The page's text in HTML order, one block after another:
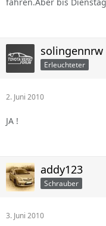
solingennrw
Erleuchteter
2. Juni 2010
JA !
addy123
Schrauber
3. Juni 2010